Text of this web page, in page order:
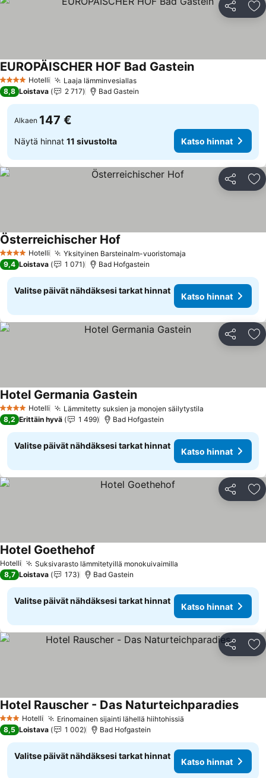
Jaa
4 Tähtiluokitus
Hotelli Laaja lämminvesiallasKatso hinnat
EUROPÄISCHER HOF Bad GasteinKatso hinnat
8,8 Loistava 2 717 Bad Gastein
Alkaen 147 €
Näytä hinnat 11 sivustolta Katso hinnat
Jaa
4 Tähtiluokitus
Hotelli Yksityinen Barsteinalm-vuoristomaja
Österreichischer Hof
9,4 Loistava 1 071 Bad Hofgastein
Valitse päivät nähdäksesi tarkat hinnat
Katso hinnat
Jaa
4 Tähtiluokitus
Hotelli Lämmitetty suksien ja monojen säilytystila
Hotel Germania GasteinKatso hinnat
8,2 Erittäin hyvä 1 499 Bad Hofgastein
Valitse päivät nähdäksesi tarkat hinnat
Katso hinnat
Jaa
Hotelli Suksivarasto lämmitetyillä monokuivaimilla
Hotel Goethehof
8,7 Loistava 173 Bad Gastein
Valitse päivät nähdäksesi tarkat hinnat
Katso hinnat
Jaa
3 Tähtiluokitus
Hotelli Erinomainen sijainti lähellä hiihtohissiä
Hotel Rauscher - Das Naturteichparadies
8,5 Loistava 1 002 Bad Hofgastein
Valitse päivät nähdäksesi tarkat hinnat
Katso hinnat